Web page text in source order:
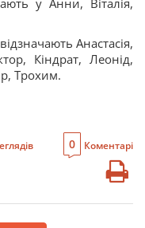
у Анни, Віталія,
Анастасія,
Кіндрат, Леонід,
Трохим.
0 Коментарі